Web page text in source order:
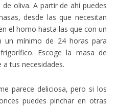
oliva. A partir de ahí puedes
desde las que necesitan
el horno hasta las que con un
un mínimo de 24 horas para
Escoge la masa de
tus necesidades.
parece deliciosa, pero si los
puedes pinchar en otras